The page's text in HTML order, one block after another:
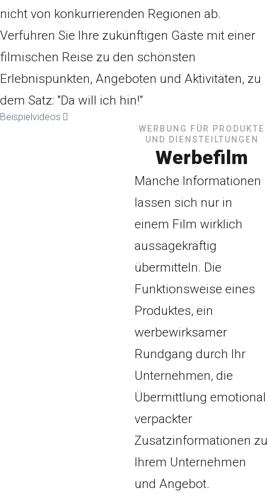
nicht von konkurrierenden Regionen ab.
Verführen Sie Ihre zukünftigen Gäste mit einer
filmischen Reise zu den schönsten
Erlebnispunkten, Angeboten und Aktivitäten, zu
dem Satz: "Da will ich hin!"
Beispielvideos
WERBUNG FÜR PRODUKTE
UND DIENSTEILTUNGEN
Werbefilm
Manche Informationen
lassen sich nur in
einem Film wirklich
aussagekräftig
übermitteln. Die
Funktionsweise eines
Produktes, ein
werbewirksamer
Rundgang durch Ihr
Unternehmen, die
Übermittlung emotional
verpackter
Zusatzinformationen zu
Ihrem Unternehmen
und Angebot.